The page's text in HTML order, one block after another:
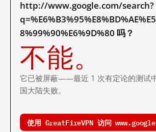
http://www.google.com/search?
8%99%90%E6%9D%80 吗？
不能。
它已被屏蔽——最近 1 次有定论的测试
国大陆失败。
使用 GreatFireVPN 访问